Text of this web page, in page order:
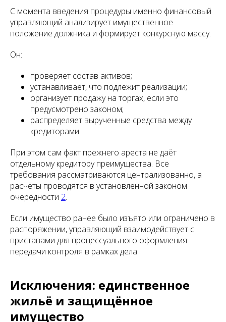
С момента введения процедуры именно финансовый
управляющий анализирует имущественное
положение должника и формирует конкурсную массу.
Он:
проверяет состав активов;
устанавливает, что подлежит реализации;
организует продажу на торгах, если это
предусмотрено законом;
распределяет вырученные средства между
кредиторами.
При этом сам факт прежнего ареста не даёт
отдельному кредитору преимущества. Все
требования рассматриваются централизованно, а
расчёты проводятся в установленной законом
очередности 2.
Если имущество ранее было изъято или ограничено в
распоряжении, управляющий взаимодействует с
приставами для процессуального оформления
передачи контроля в рамках дела.
Исключения: единственное
жильё и защищённое
имущество